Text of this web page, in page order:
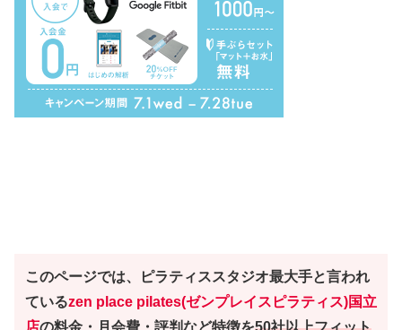
このページでは、ピラティススタジオ最大手と言われ
ているzen place pilates(ゼンプレイスピラティス)国立
店の料金・月会費・評判など特徴を50社以上フィット